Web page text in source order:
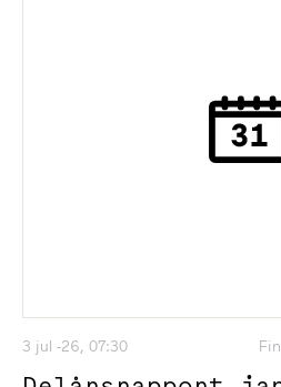
3 jul -26, 07:30